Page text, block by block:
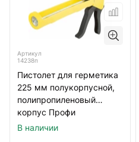
Артикул
14238п
Пистолет для герметика
225 мм полукорпусной,
полипропиленовый
корпус Профи
В наличии